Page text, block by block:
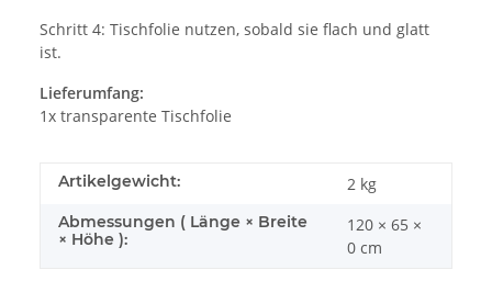
Schritt 4: Tischfolie nutzen, sobald sie flach und glatt
ist.
Lieferumfang:
1x transparente Tischfolie
Artikelgewicht: 2 kg
Abmessungen ( Länge × Breite
× Höhe ):
120 × 65 ×
0 cm